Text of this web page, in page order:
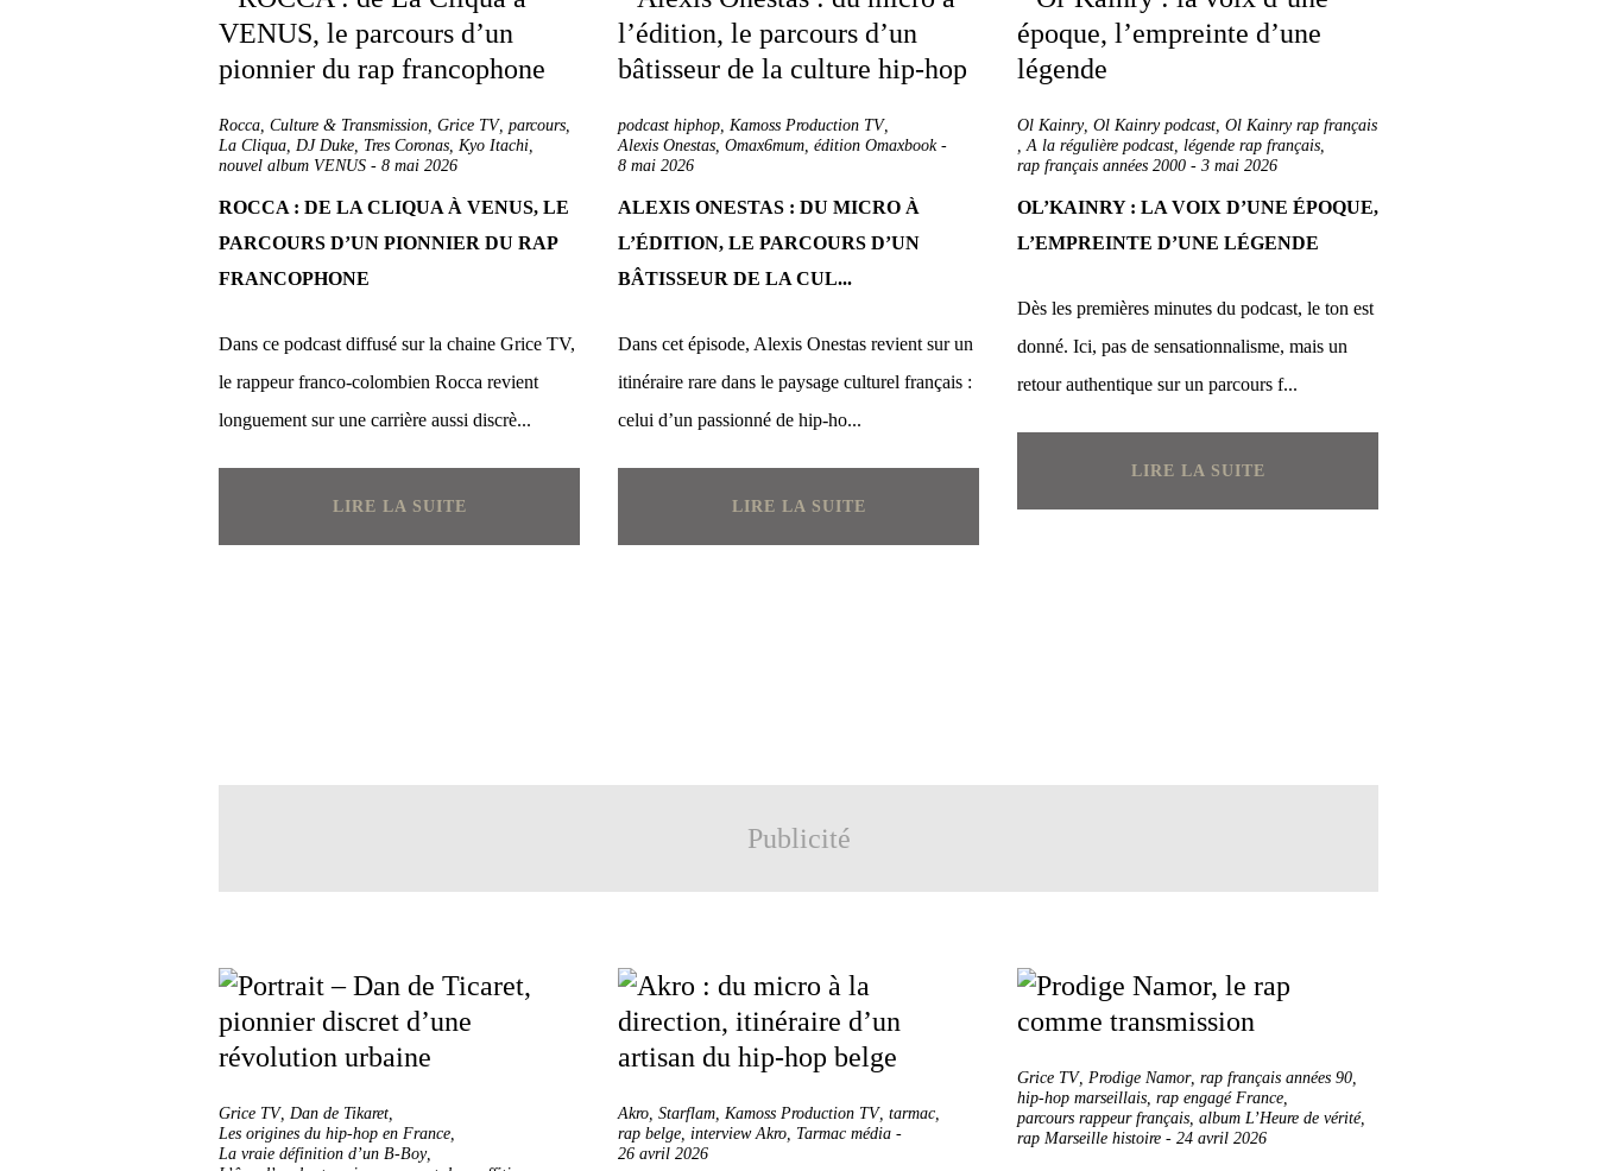
Rocca, Culture & Transmission, Grice TV, parcours,
La Cliqua, DJ Duke, Tres Coronas, Kyo Itachi,
nouvel album VENUS - 8 mai 2026
ROCCA : DE LA CLIQUA À VENUS, LE
PARCOURS D’UN PIONNIER DU RAP
FRANCOPHONE
Dans ce podcast diffusé sur la chaine Grice TV,
le rappeur franco-colombien Rocca revient
longuement sur une carrière aussi discrè...
LIRE LA SUITE
podcast hiphop, Kamoss Production TV,
Alexis Onestas, Omax6mum, édition Omaxbook-
8 mai 2026
ALEXIS ONESTAS : DU MICRO À
L’ÉDITION, LE PARCOURS D’UN
BÂTISSEUR DE LA CUL...
Dans cet épisode, Alexis Onestas revient sur un
itinéraire rare dans le paysage culturel français :
celui d’un passionné de hip-ho...
LIRE LA SUITE
Ol Kainry, Ol Kainry podcast, Ol Kainry rap français
,A la régulière podcast, légende rap français,
rap français années 2000 - 3 mai 2026
OL’KAINRY : LA VOIX D’UNE ÉPOQUE,
L’EMPREINTE D’UNE LÉGENDE
Dès les premières minutes du podcast, le ton est
donné. Ici, pas de sensationnalisme, mais un
retour authentique sur un parcours f...
LIRE LA SUITE
Publicité
Grice TV, Dan de Tikaret,
Les origines du hip-hop en France,
La vraie définition d’un B-Boy,
Akro, Starflam, Kamoss Production TV, tarmac,
rap belge, interview Akro, Tarmac média -
26 avril 2026
Grice TV, Prodige Namor, rap français années 90,
hip-hop marseillais, rap engagé France,
parcours rappeur français, album L’Heure de vérité,
rap Marseille histoire - 24 avril 2026